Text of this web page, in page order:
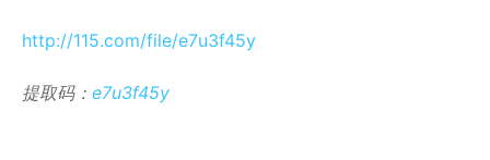
http://115.com/file/e7u3f45y
提取码： e7u3f45y